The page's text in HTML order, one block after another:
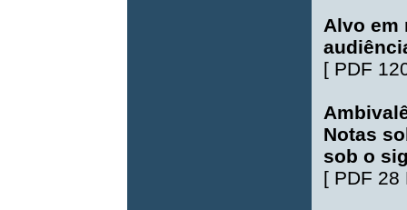
Alvo em
[ PDF
Notas
sob o
[ PDF 28